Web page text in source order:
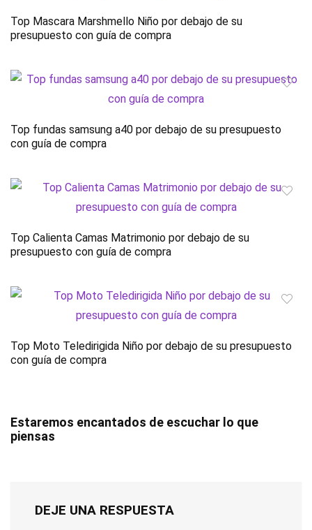
Top Mascara Marshmello Niño por debajo de su
presupuesto con guía de compra
Top fundas samsung a40 por debajo de su presupuesto
con guía de compra
Top Calienta Camas Matrimonio por debajo de su
presupuesto con guía de compra
Top Moto Teledirigida Niño por debajo de su presupuesto
con guía de compra
Estaremos encantados de escuchar lo que
piensas
DEJE UNA RESPUESTA